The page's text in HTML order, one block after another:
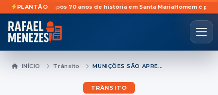
PLANTÃO
após 70 anos de história em Santa MariaHomem é preso
INÍCIO Trânsito MUNIÇÕES SÃO APREENDIDAS EM INVESTIGAÇÃO DE VIOLÊNCIA DOMÉSTICA EM CRUZ ALTA
TRÂNSITO